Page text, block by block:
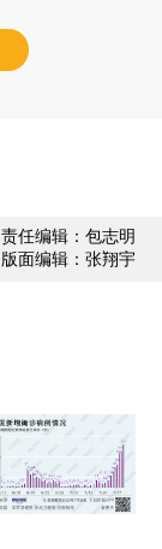
责任编辑：包志明
版面编辑：张翔宇